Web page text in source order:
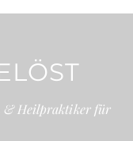
& Heilpraktiker für